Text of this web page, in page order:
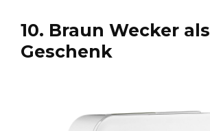
10. Braun Wecker als
Geschenk